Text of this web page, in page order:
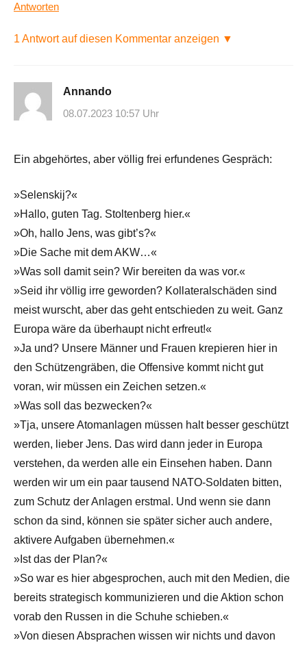
Antworten
1 Antwort auf diesen Kommentar anzeigen ▼
Annando
08.07.2023 10:57 Uhr
Ein abgehörtes, aber völlig frei erfundenes Gespräch:
»Selenskij?«
»Hallo, guten Tag. Stoltenberg hier.«
»Oh, hallo Jens, was gibt’s?«
»Die Sache mit dem AKW…«
»Was soll damit sein? Wir bereiten da was vor.«
»Seid ihr völlig irre geworden? Kollateralschäden sind
meist wurscht, aber das geht entschieden zu weit. Ganz
Europa wäre da überhaupt nicht erfreut!«
»Ja und? Unsere Männer und Frauen krepieren hier in
den Schützengräben, die Offensive kommt nicht gut
voran, wir müssen ein Zeichen setzen.«
»Was soll das bezwecken?«
»Tja, unsere Atomanlagen müssen halt besser geschützt
werden, lieber Jens. Das wird dann jeder in Europa
verstehen, da werden alle ein Einsehen haben. Dann
werden wir um ein paar tausend NATO-Soldaten bitten,
zum Schutz der Anlagen erstmal. Und wenn sie dann
schon da sind, können sie später sicher auch andere,
aktivere Aufgaben übernehmen.«
»Ist das der Plan?«
»So war es hier abgesprochen, auch mit den Medien, die
bereits strategisch kommunizieren und die Aktion schon
vorab den Russen in die Schuhe schieben.«
»Von diesen Absprachen wissen wir nichts und davon